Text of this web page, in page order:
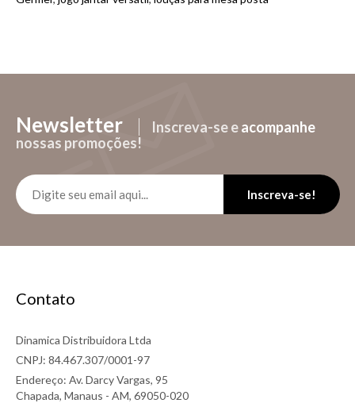
Newsletter Inscreva-se eacompanhe
nossas promoções!
Inscreva-se!
Contato
Dinamica Distribuidora Ltda
CNPJ: 84.467.307/0001-97
Endereço: Av. Darcy Vargas, 95
Chapada, Manaus - AM, 69050-020